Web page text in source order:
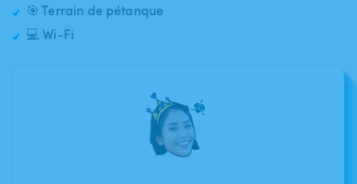
🎯 Terrain de pétanque
💻 Wi-Fi